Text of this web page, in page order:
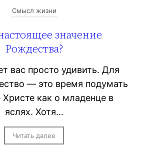
Смысл жизни
значение
Рождества?
вас просто удивить. Для
— это время подумать
как о младенце в
яслях. Хотя…
Читать далее